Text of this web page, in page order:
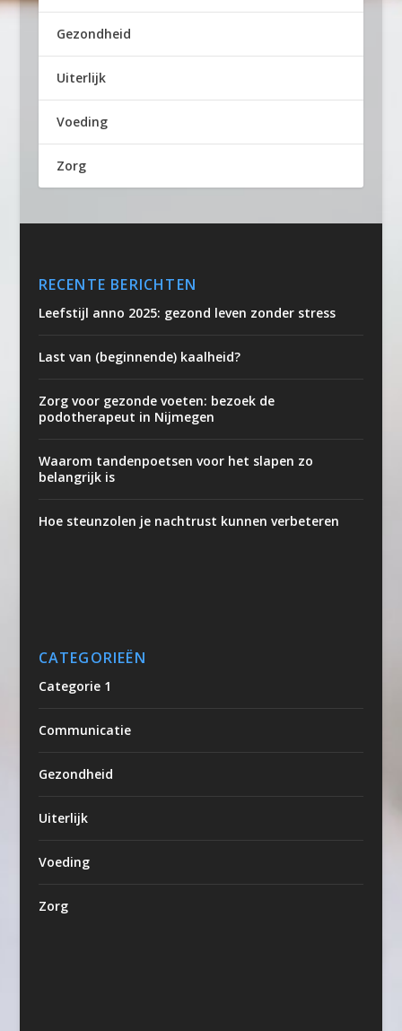
Gezondheid
Uiterlijk
Voeding
Zorg
RECENTE BERICHTEN
Leefstijl anno 2025: gezond leven zonder stress
Last van (beginnende) kaalheid?
Zorg voor gezonde voeten: bezoek de
podotherapeut in Nijmegen
Waarom tandenpoetsen voor het slapen zo
belangrijk is
Hoe steunzolen je nachtrust kunnen verbeteren
CATEGORIEËN
Categorie 1
Communicatie
Gezondheid
Uiterlijk
Voeding
Zorg